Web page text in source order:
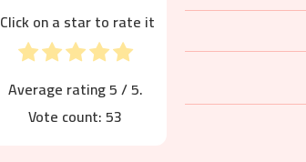
Click on a star to rate it!
Average rating5/ 5.
Vote count:53